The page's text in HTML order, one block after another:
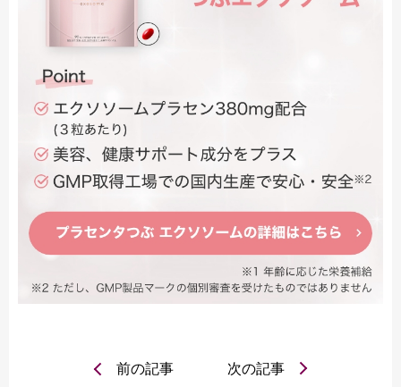
前の記事 次の記事